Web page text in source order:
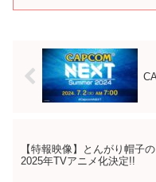
【特報映像】とんがり帽子
2025年TVアニメ化決定!!